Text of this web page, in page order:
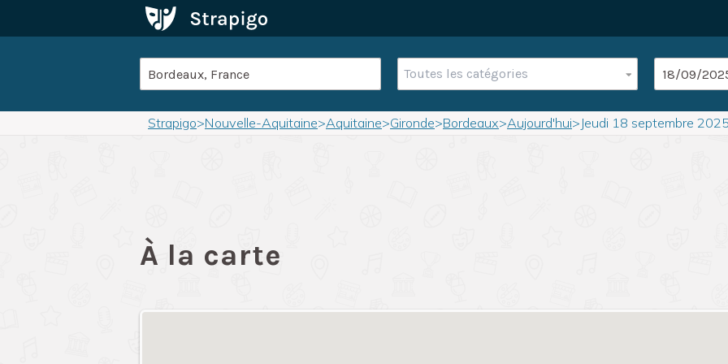
Toutes les catégories
Strapigo>Nouvelle-Aquitaine>Aquitaine>Gironde>Bordeaux>Aujourd'hui> Jeudi 18 septembre
À la carte